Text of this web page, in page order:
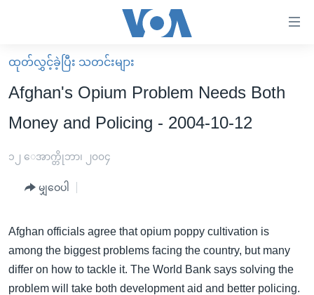
လွယ်ကူ
စေ
သည့်
များ
မူလစာမျက်နှာ
မြန်မာ
ကမ္ဘာ့သတင်းများ
နိုင်ငံတကာ
အစ္စရေး-ပါလက်စတိုင်း
ရပ်ဝန်းတခု လမ်းတခု အလွန်
အင်္ဂလိပ်စာလေ့လာမယ်
အမေရိကန်သုံးအီဒီယံ
မကြေးမုံရဲ့ အင်္ဂလိပ်စာ
အပတ်စဉ်ကဏ္ဍများ
ရေဒီယို
ရေဒီယိုနှင့်ရုပ်သံ အချက်အလက်များ
ထုတ်လွှင့်ခဲ့ပြီး သတင်းများ
Afghan's Opium Problem Needs Both
Money and Policing - 2004-10-12
၁၂ ေအာက္တိုဘာ၊ ၂၀၀၄
မျှဝေပါ
Afghan officials agree that opium poppy cultivation is
among the biggest problems facing the country, but many
differ on how to tackle it. The World Bank says solving the
problem will take both development aid and better policing.